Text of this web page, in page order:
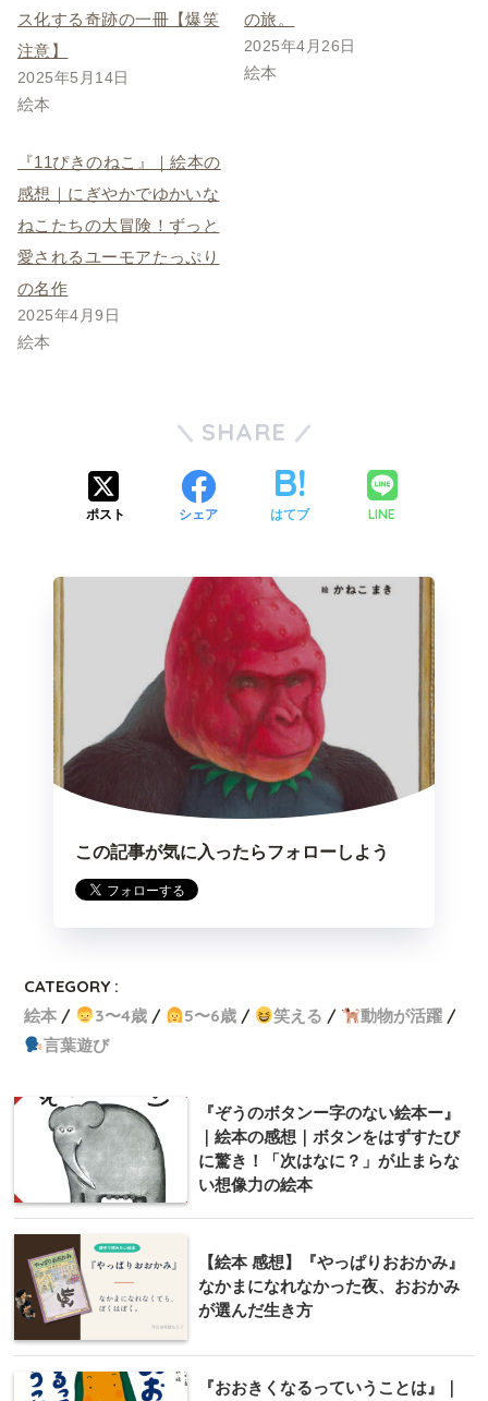
ス化する奇跡の一冊【爆笑
注意】
2025年5月14日
絵本
の旅。
2025年4月26日
絵本
『11ぴきのねこ』｜絵本の
感想｜にぎやかでゆかいな
ねこたちの大冒険！ずっと
愛されるユーモアたっぷり
の名作
2025年4月9日
絵本
SHARE
ポスト シェア はてブ LINE
この記事が気に入ったらフォローしよう
CATEGORY :
絵本
3〜4歳 5〜6歳 笑える
動物が活躍
言葉遊び
『ぞうのボタンー字のない絵本ー』
｜絵本の感想｜ボタンをはずすたび
に驚き！「次はなに？」が止まらな
い想像力の絵本
【絵本 感想】『やっぱりおおかみ』
なかまになれなかった夜、おおかみ
が選んだ生き方
『おおきくなるっていうことは』｜